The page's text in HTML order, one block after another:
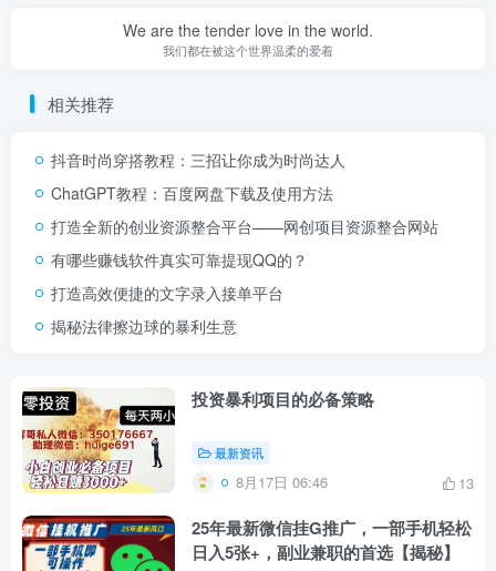
We are the tender love in the world.
我们都在被这个世界温柔的爱着
相关推荐
抖音时尚穿搭教程：三招让你成为时尚达人
ChatGPT教程：百度网盘下载及使用方法
打造全新的创业资源整合平台——网创项目资源整合网站
有哪些赚钱软件真实可靠提现QQ的？
打造高效便捷的文字录入接单平台
揭秘法律擦边球的暴利生意
投资暴利项目的必备策略
最新资讯
8月17日 06:46 13
25年最新微信挂G推广，一部手机轻松
日入5张+，副业兼职的首选【揭秘】